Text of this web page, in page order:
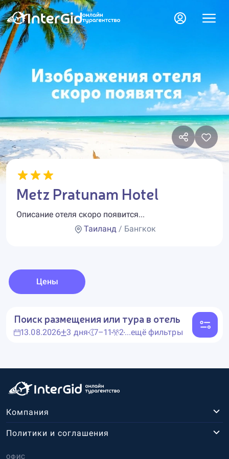
Metz Pratunam Hotel
Описание отеля скоро появится...
Таиланд / Бангкок
Цены
Поиск размещения или тура в отель
13.08.2026 3 дня 7–11 2...ещё фильтры
Компания
ОФИС
Политики и соглашения